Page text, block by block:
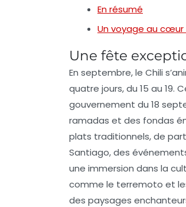
En résumé
Un voyage au cœur
Une fête
En septembre, le Chili
quatre jours, du 15 au
gouvernement du 18
ramadas et des fondas
plats traditionnels, de
Santiago, des
une immersion dans la
comme le terremoto et
des paysages